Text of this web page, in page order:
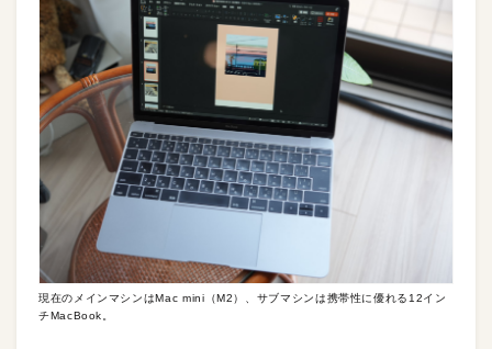
現在のメインマシンはMac mini（M2）、サブマシンは携帯性に優れる12イン
チMacBook。